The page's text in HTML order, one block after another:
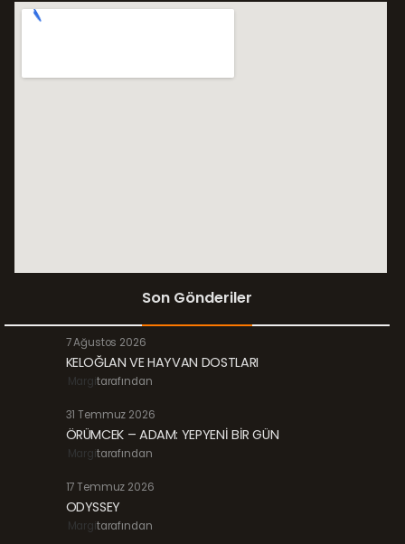
Son Gönderiler
7 Ağustos 2026
KELOĞLAN VE HAYVAN DOSTLARI
Margitarafından
31 Temmuz 2026
ÖRÜMCEK – ADAM: YEPYENİ BİR GÜN
Margitarafından
17 Temmuz 2026
ODYSSEY
Margitarafından